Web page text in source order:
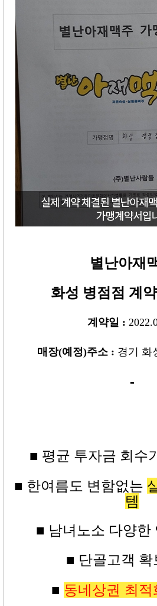
별난아재
화성 병점점 계
계약일 :
매장(예정)주소 : 경기 화
-
■ 평균 투자금 회수
■ 한여름도 변함없는
템
■ 남녀노소 다양한
■ 단골고객 확
■ 동네상권 최적